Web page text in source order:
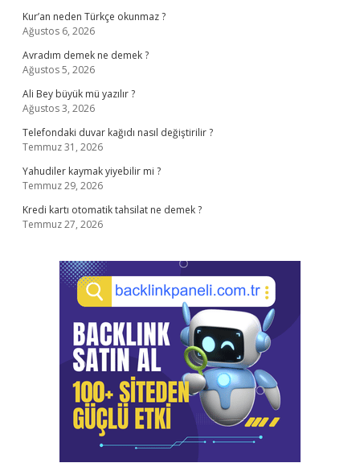
Kur’an neden Türkçe okunmaz ?
Ağustos 6, 2026
Avradım demek ne demek ?
Ağustos 5, 2026
Ali Bey büyük mü yazılır ?
Ağustos 3, 2026
Telefondaki duvar kağıdı nasıl değiştirilir ?
Temmuz 31, 2026
Yahudiler kaymak yiyebilir mi ?
Temmuz 29, 2026
Kredi kartı otomatik tahsilat ne demek ?
Temmuz 27, 2026